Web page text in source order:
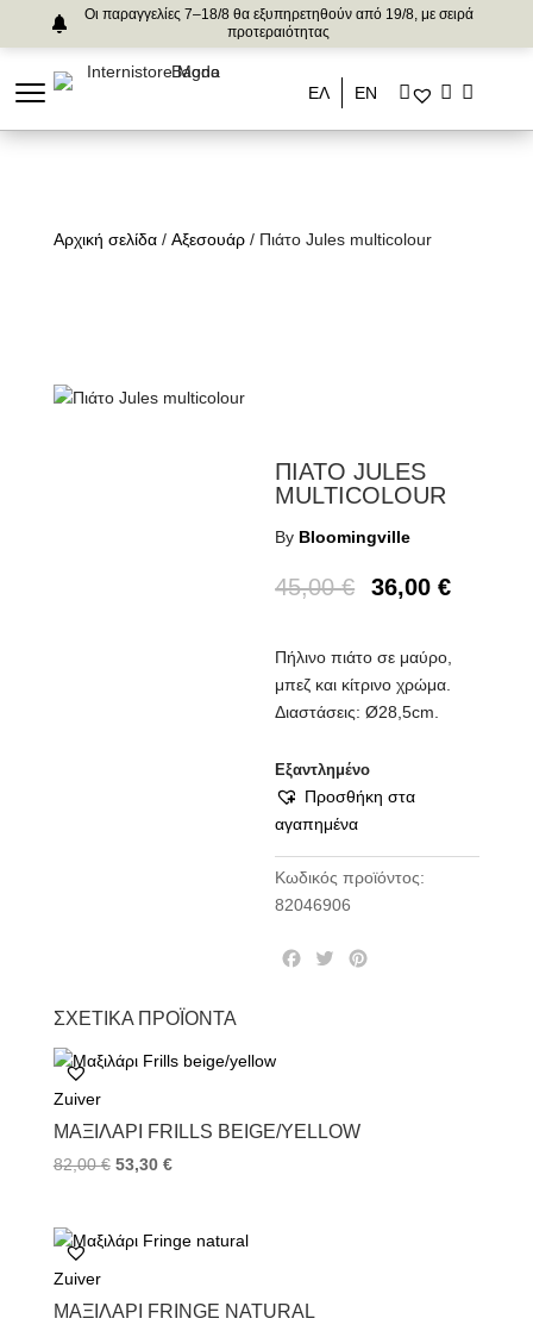
Οι παραγγελίες 7–18/8 θα εξυπηρετηθούν από 19/8, με σειρά
προτεραιότητας
ΕΛ ΕΝ
Αρχική σελίδα/ Αξεσουάρ/ Πιάτο Jules multicolour
ΠΙΑΤΟ JULES
MULTICOLOUR
By Bloomingville
45,00€ 36,00€
Πήλινο πιάτο σε μαύρο,
μπεζ και κίτρινο χρώμα.
Διαστάσεις: Ø28,5cm.
Εξαντλημένο
Προσθήκη στα
αγαπημένα
Κωδικός προϊόντος:
82046906
k
T
ΣΧΕΤΙΚΆ ΠΡΟΪΌΝΤΑ
Zuiver
ΜΑΞΙΛΆΡΙ FRILLS BEIGE/YELLOW
82,00€ 53,30 €
Zuiver
ΜΑΞΙΛΆΡΙ FRINGE NATURAL